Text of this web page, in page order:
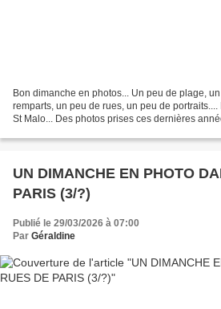
Bon dimanche en photos... Un peu de plage,
remparts, un peu de rues, un peu de
St Malo... Des photos prises ces dernières
UN DIMANCHE EN PHOTO
PARIS (3/?)
Publié le 29/03/2026 à 07:00
Par Géraldine